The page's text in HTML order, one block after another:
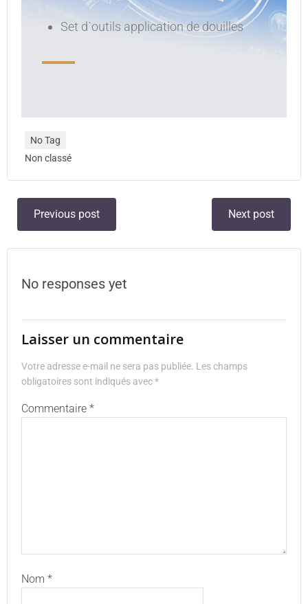
Set d`outils application de douilles
No Tag
Non classé
Previous post Next post
No responses yet
Laisser un commentaire
Votre adresse e-mail ne sera pas publiée. Les champs
obligatoires sont indiqués avec*
Commentaire *
Nom *